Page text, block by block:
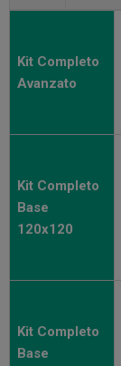
Kit Completo
Avanzato
Kit Completo
Base
120x120
Kit Completo
Base